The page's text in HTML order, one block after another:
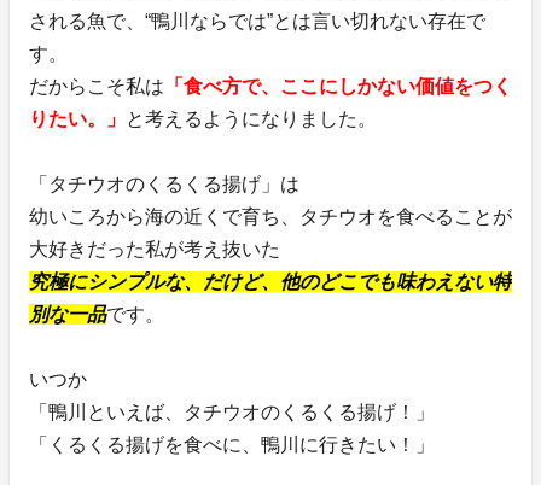
される魚で、“鴨川ならでは”とは言い切れない存在で
す。
だからこそ私は 「食べ方で、ここにしかない価値をつく
りたい。」 と考えるようになりました。
「タチウオのくるくる揚げ」は
幼いころから海の近くで育ち、タチウオを食べることが
大好きだった私が考え抜いた
究極にシンプルな、だけど、他のどこでも味わえない特
別な一品です。
いつか
「鴨川といえば、タチウオのくるくる揚げ！」
「くるくる揚げを食べに、鴨川に行きたい！」